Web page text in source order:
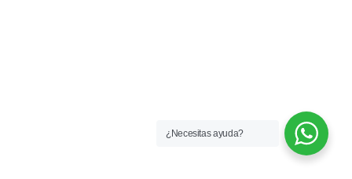
¿Necesitas ayuda?